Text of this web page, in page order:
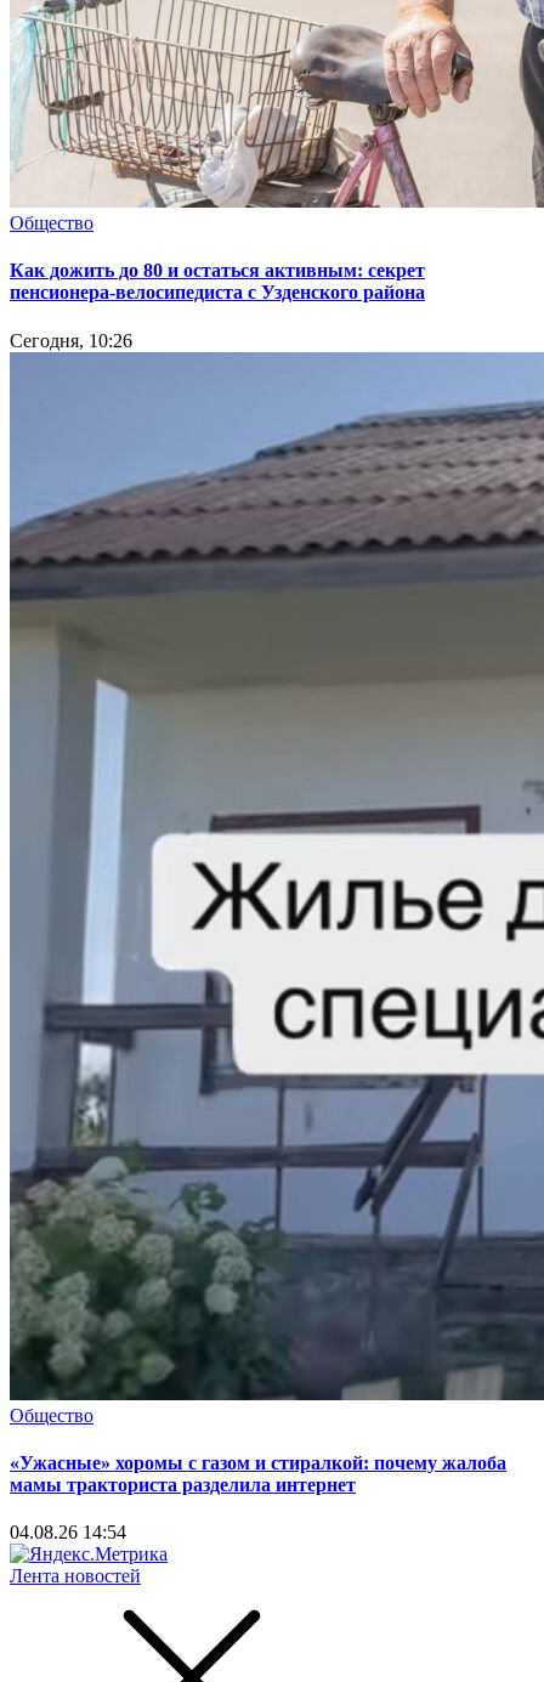
Общество
Как дожить до 80 и остаться активным: секрет
пенсионера-велосипедиста с Узденского района
Сегодня, 10:26
Общество
«Ужасные» хоромы с газом и стиралкой: почему жалоба
мамы тракториста разделила интернет
04.08.26 14:54
Лента новостей